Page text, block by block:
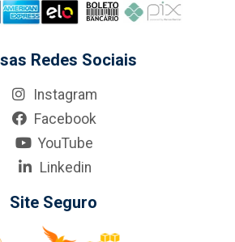
Redes Sociais
Instagram
Facebook
YouTube
Linkedin
Site Seguro